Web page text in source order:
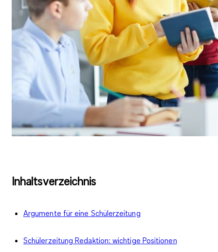
Inhaltsverzeichnis
Argumente für eine Schülerzeitung
Schülerzeitung Redaktion: wichtige Positionen